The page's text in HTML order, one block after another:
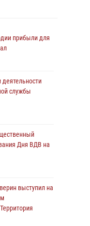
прибыли для
службы
Дня ВДВ на
выступил на